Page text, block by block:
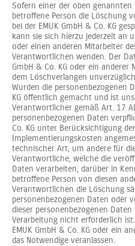
Sofern einer der oben
betroffene Person die Löschung
bei der EMUK GmbH & Co. KG
kann sie sich hierzu jederzeit an
oder einen anderen Mitarbeiter
Verantwortlichen wenden. Der
GmbH & Co. KG oder ein anderer
dem Löschverlangen
Wurden die personenbezogenen
KG öffentlich gemacht und ist
Verantwortlicher gemäß Art. 17
personenbezogenen Daten
Co. KG unter Berücksichtigung
Implementierungskosten
technischer Art, um andere für
Verantwortliche, welche die
Daten verarbeiten, darüber in
betroffene Person von diesen
Verantwortlichen die Löschung
personenbezogenen Daten oder
dieser personenbezogenen
Verarbeitung nicht erforderlich
EMUK GmbH & Co. KG oder ein
das Notwendige veranlassen.